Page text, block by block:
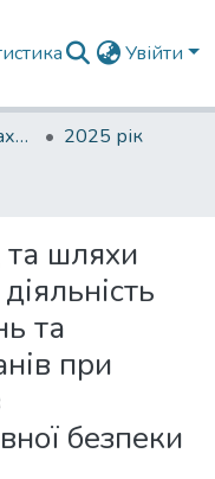
Увійти
Матеріали наукових заходів
2025 рік
шляхи
та
при
безпеки